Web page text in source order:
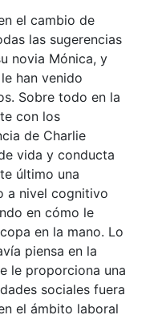
el cambio de
las sugerencias
novia Mónica, y
han venido
Sobre todo en la
con los
de Charlie
vida y conducta
último una
a nivel cognitivo
en cómo le
en la mano. Lo
piensa en la
le proporciona una
sociales fuera
el ámbito laboral